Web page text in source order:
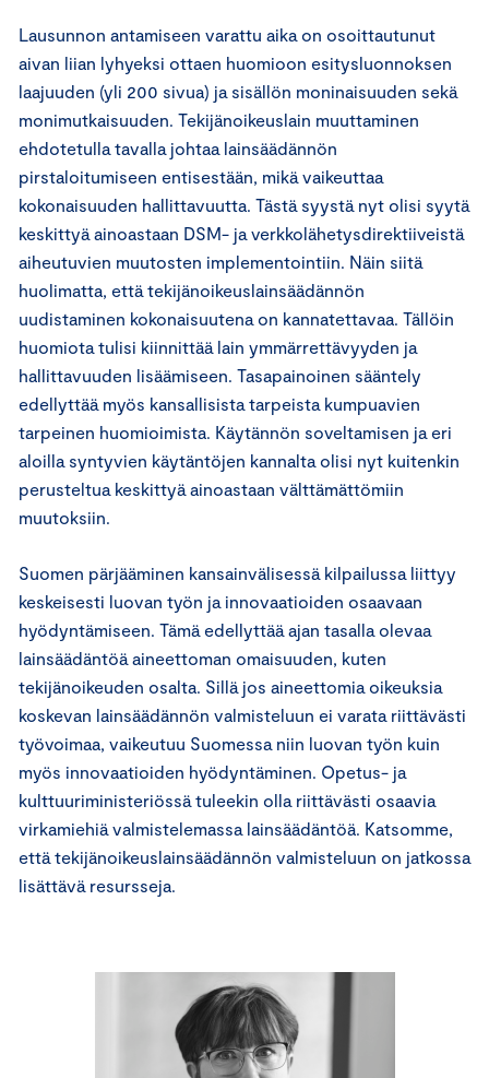
Lausunnon antamiseen varattu aika on osoittautunut
aivan liian lyhyeksi ottaen huomioon esitysluonnoksen
laajuuden (yli 200 sivua) ja sisällön moninaisuuden sekä
monimutkaisuuden. Tekijänoikeuslain muuttaminen
ehdotetulla tavalla johtaa lainsäädännön
pirstaloitumiseen entisestään, mikä vaikeuttaa
kokonaisuuden hallittavuutta. Tästä syystä nyt olisi syytä
keskittyä ainoastaan DSM- ja verkkolähetysdirektiiveistä
aiheutuvien muutosten implementointiin. Näin siitä
huolimatta, että tekijänoikeuslainsäädännön
uudistaminen kokonaisuutena on kannatettavaa. Tällöin
huomiota tulisi kiinnittää lain ymmärrettävyyden ja
hallittavuuden lisäämiseen. Tasapainoinen sääntely
edellyttää myös kansallisista tarpeista kumpuavien
tarpeinen huomioimista. Käytännön soveltamisen ja eri
aloilla syntyvien käytäntöjen kannalta olisi nyt kuitenkin
perusteltua keskittyä ainoastaan välttämättömiin
muutoksiin.
Suomen pärjääminen kansainvälisessä kilpailussa liittyy
keskeisesti luovan työn ja innovaatioiden osaavaan
hyödyntämiseen. Tämä edellyttää ajan tasalla olevaa
lainsäädäntöä aineettoman omaisuuden, kuten
tekijänoikeuden osalta. Sillä jos aineettomia oikeuksia
koskevan lainsäädännön valmisteluun ei varata riittävästi
työvoimaa, vaikeutuu Suomessa niin luovan työn kuin
myös innovaatioiden hyödyntäminen. Opetus- ja
kulttuuriministeriössä tuleekin olla riittävästi osaavia
virkamiehiä valmistelemassa lainsäädäntöä. Katsomme,
että tekijänoikeuslainsäädännön valmisteluun on jatkossa
lisättävä resursseja.